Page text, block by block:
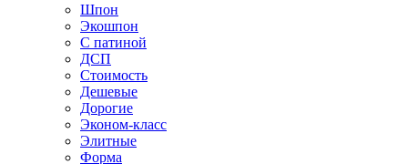
Шпон
Экошпон
С патиной
ДСП
Стоимость
Дешевые
Дорогие
Эконом-класс
Элитные
Форма